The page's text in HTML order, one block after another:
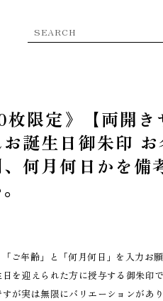
枚限定》【両開
誕生日御朱印
何月何日かを備
ご年齢」と「何月何日」を入力お願
を迎えられた方に授与する御朱印で
が実は無限にバリエーションがあ